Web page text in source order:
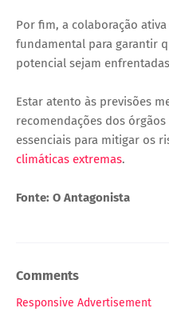
Por fim, a colaboração
fundamental para garantir
potencial sejam
Estar atento às previsões
recomendações dos
essenciais para mitigar os
climáticas extremas.
Fonte: O Antagonista
Comments
Responsive Advertisement